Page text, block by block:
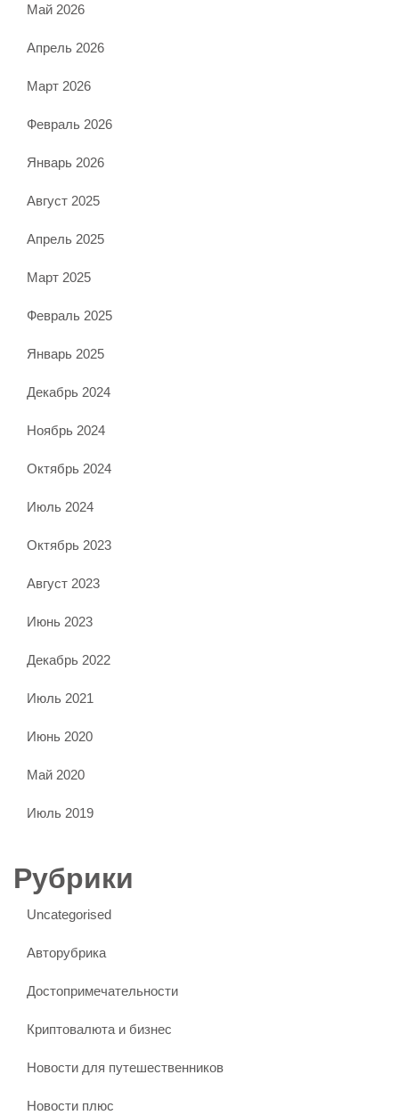
Май 2026
Апрель 2026
Март 2026
Февраль 2026
Январь 2026
Август 2025
Апрель 2025
Март 2025
Февраль 2025
Январь 2025
Декабрь 2024
Ноябрь 2024
Октябрь 2024
Июль 2024
Октябрь 2023
Август 2023
Июнь 2023
Декабрь 2022
Июль 2021
Июнь 2020
Май 2020
Июль 2019
Рубрики
Uncategorised
Авторубрика
Достопримечательности
Криптовалюта и бизнес
Новости для путешественников
Новости плюс